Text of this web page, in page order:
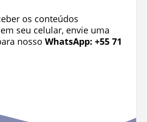
os conteúdos
seu celular, envie uma
nosso WhatsApp: +55 71